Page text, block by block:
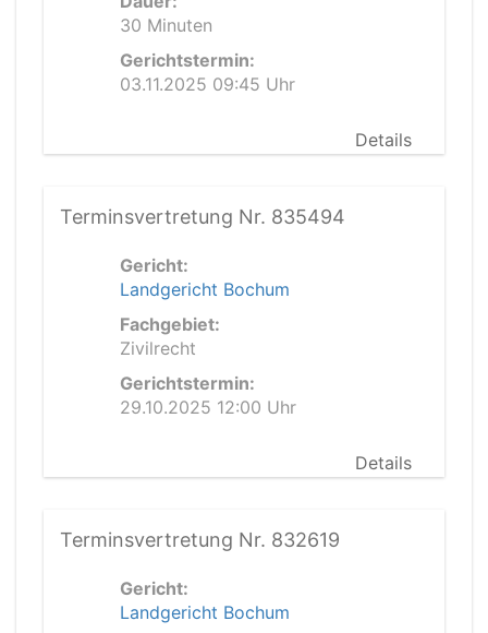
30 Minuten
Gerichtstermin:
03.11.2025 09:45 Uhr
Details
Terminsvertretung Nr. 835494
Gericht:
Landgericht Bochum
Fachgebiet:
Zivilrecht
Gerichtstermin:
29.10.2025 12:00 Uhr
Details
Terminsvertretung Nr. 832619
Gericht:
Landgericht Bochum